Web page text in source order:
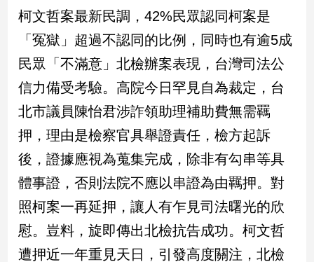
政
治
政
治
焦
品
觀
點
民
調
國
會
焦
點
柯文哲案最新民調，42%民眾認同柯案是
「冤獄」超過不認同的比例，同時也有逾5成
民眾「不滿意」北檢辦案表現，台灣司法公
信力備受考驗。高院今日罕見自為裁定，台
北市議員陳怡君涉詐領助理補助費無需羈
押，理由是檢察官具舉證責任，檢方起訴
後，證據應視為蒐集完成，除非有勾串等具
體事證，否則法院不應以串證為由羈押。對
照柯案一再延押，讓人有乍見司法曙光的欣
慰。豈料，旋即傳出北檢抗告成功。柯文哲
遭押近一年重見天日，引發高度關注，北檢